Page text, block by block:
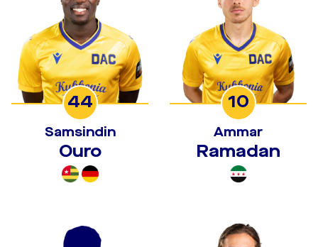
44
Samsindin
Ouro
10
Ammar
Ramadan